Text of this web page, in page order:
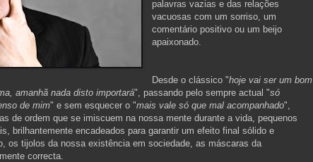
palavras vazias e das relações
vacuosas com um sorriso, um
comentário positivo ou um beijo
apaixonado.
Desde o clássico "hoje vai ser um bom
amanhã nada disto importará", passando pelo sempre actual "só
de mim" e sem esquecer o "mais vale só que mal acompanhado",
de ordem que se imiscuem na nossa mente durante a vida, pequenos
brilhantemente encadeados para garantir um efeito final sólido e
os tijolos da nossa existência em sociedade, as máscaras da
correcta.